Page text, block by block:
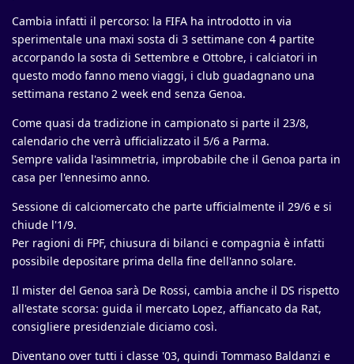
Cambia infatti il percorso: la FIFA ha introdotto in via
sperimentale una maxi sosta di 3 settimane con 4 partite
accorpando la sosta di Settembre e Ottobre, i calciatori in
questo modo fanno meno viaggi, i club guadagnano una
settimana restano 2 week end senza Genoa.
Come quasi da tradizione in campionato si parte il 23/8,
calendario che verrà ufficializzato il 5/6 a Parma.
Sempre valida l'asimmetria, improbabile che il Genoa parta in
casa per l'ennesimo anno.
Sessione di calciomercato che parte ufficialmente il 29/6 e si
chiude l'1/9.
Per ragioni di FPF, chiusura di bilanci e compagnia è infatti
possibile depositare prima della fine dell'anno solare.
Il mister del Genoa sarà De Rossi, cambia anche il DS rispetto
all'estate scorsa: guida il mercato Lopez, affiancato da Rat,
consigliere presidenziale diciamo così.
Diventano over tutti i classe '03, quindi Tommaso Baldanzi e